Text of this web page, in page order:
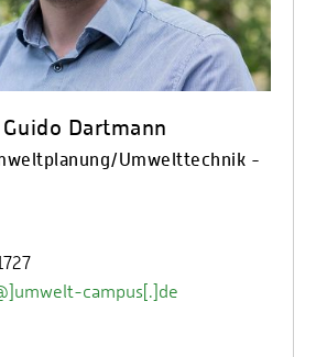
Dartmann
Umwelttechnik -
campus[.]de